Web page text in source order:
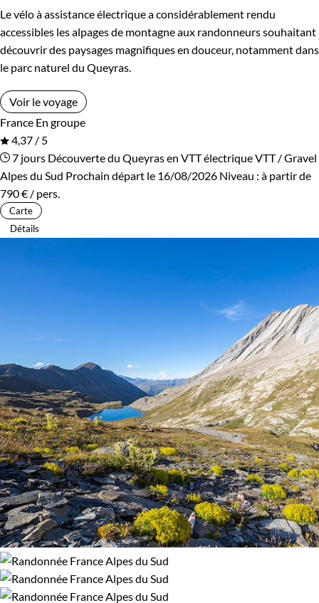
Le vélo à assistance électrique a considérablement rendu
accessibles les alpages de montagne aux randonneurs souhaitant
découvrir des paysages magnifiques en douceur, notamment dans
le parc naturel du Queyras.
Voir le voyage
France En groupe
4,37 / 5
7 jours Découverte du Queyras en VTT électriqueVTT / Gravel
Alpes du Sud Prochain départ le 16/08/2026 Niveau : à partir de
790 € / pers.
Carte
Détails